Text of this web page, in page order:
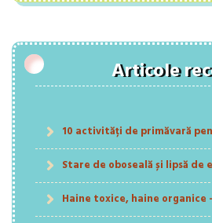
Articole
10 activități de primăvară
Stare de oboseală și lipsă de
Haine toxice, haine organice